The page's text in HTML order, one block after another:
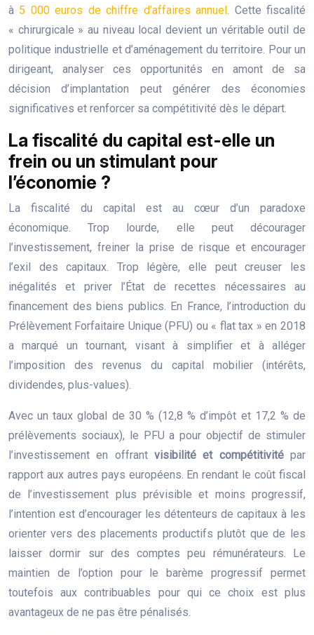
à 5 000 euros de chiffre d’affaires annuel . Cette fiscalité
« chirurgicale » au niveau local devient un véritable outil de
politique industrielle et d’aménagement du territoire. Pour un
dirigeant, analyser ces opportunités en amont de sa
décision d’implantation peut générer des économies
significatives et renforcer sa compétitivité dès le départ.
La fiscalité du capital est-elle un
frein ou un stimulant pour
l’économie ?
La fiscalité du capital est au cœur d’un paradoxe
économique. Trop lourde, elle peut décourager
l’investissement, freiner la prise de risque et encourager
l’exil des capitaux. Trop légère, elle peut creuser les
inégalités et priver l’État de recettes nécessaires au
financement des biens publics. En France, l’introduction du
Prélèvement Forfaitaire Unique (PFU) ou « flat tax » en 2018
a marqué un tournant, visant à simplifier et à alléger
l’imposition des revenus du capital mobilier (intérêts,
dividendes, plus-values).
Avec un taux global de 30 % (12,8 % d’impôt et 17,2 % de
prélèvements sociaux), le PFU a pour objectif de stimuler
l’investissement en offrant visibilité et compétitivitépar
rapport aux autres pays européens. En rendant le coût fiscal
de l’investissement plus prévisible et moins progressif,
l’intention est d’encourager les détenteurs de capitaux à les
orienter vers des placements productifs plutôt que de les
laisser dormir sur des comptes peu rémunérateurs. Le
maintien de l’option pour le barème progressif permet
toutefois aux contribuables pour qui ce choix est plus
avantageux de ne pas être pénalisés.